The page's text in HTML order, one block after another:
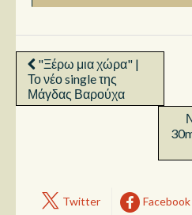
"Ξέρω μια χώρα" |
Το νέο single της
Μάγδας Βαρούχα
Twitter Facebook